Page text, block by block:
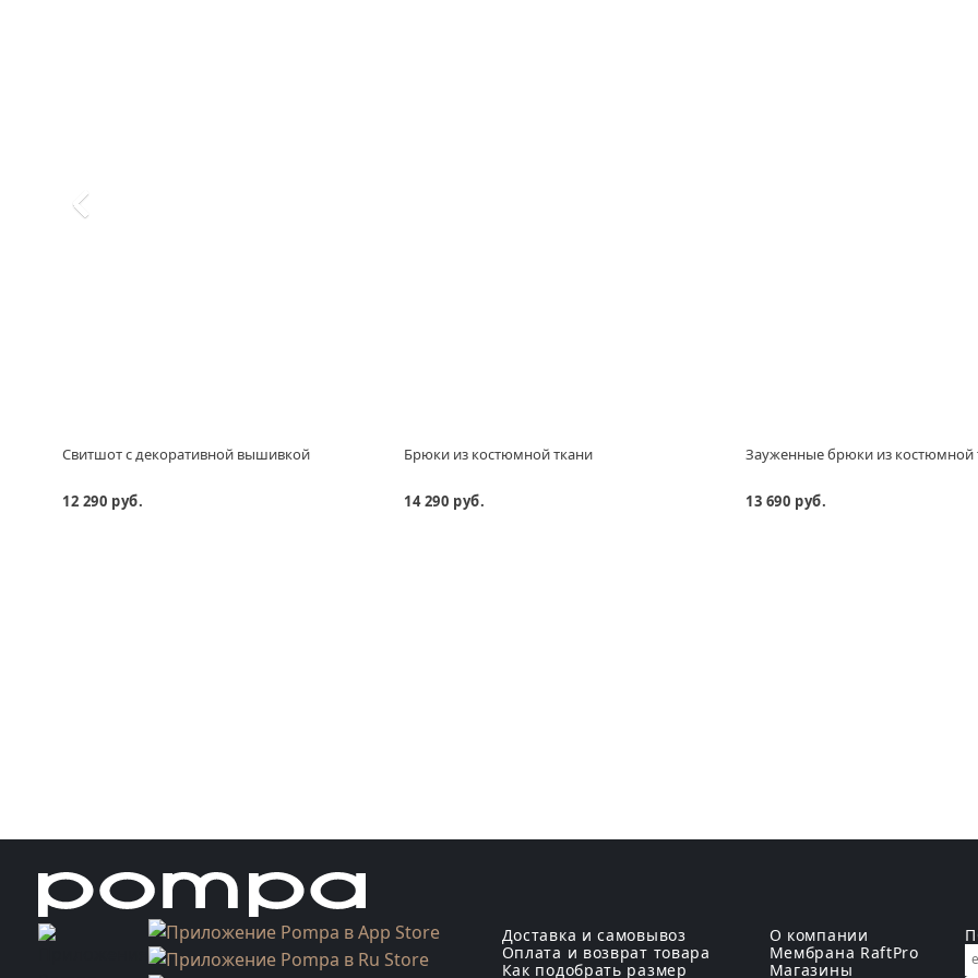
Свитшот с декоративной вышивкой
12 290 руб.
Брюки из костюмной ткани
14 290 руб.
Зауженные брюки из костюмной
13 690 руб.
Доставка и самовывоз
Оплата и возврат товара
Как подобрать размер
О компании
Мембрана RaftPro
Магазины